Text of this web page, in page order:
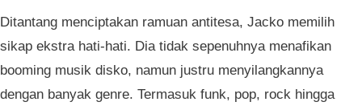
Ditantang menciptakan ramuan antitesa, Jacko memilih
sikap ekstra hati-hati. Dia tidak sepenuhnya menafikan
booming musik disko, namun justru menyilangkannya
dengan banyak genre. Termasuk funk, pop, rock hingga